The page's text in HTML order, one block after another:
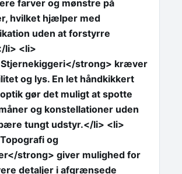
farver og mønstre på
hvilket hjælper med
uden at forstyrre
li> <li>
strong> kræver
og lys. En let håndkikkert
gør det muligt at spotte
og konstellationer uden
tungt udstyr.</li> <li>
og
strong> giver mulighed for
detaljer i afgrænsede